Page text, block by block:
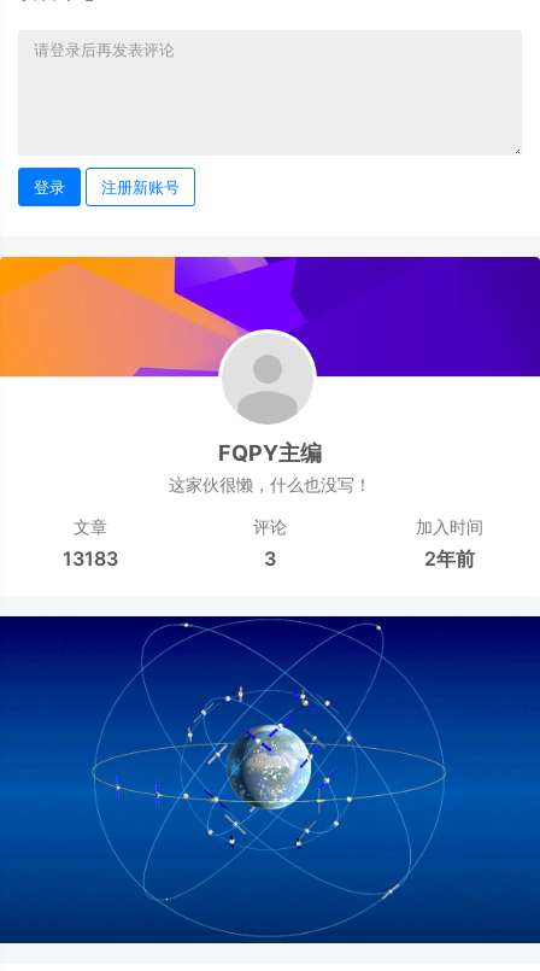
登录 注册新账号
FQPY主编
这家伙很懒，什么也没写！
文章
13183
评论
3
加入时间
2年前